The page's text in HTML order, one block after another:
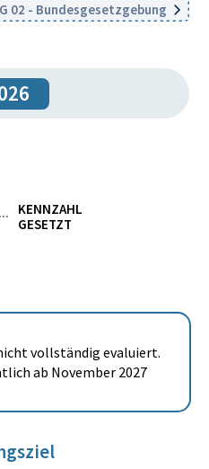
02 - Bundesgesetzgebung
KENNZAHL
GESETZT
vollständig evaluiert.
ab November 2027